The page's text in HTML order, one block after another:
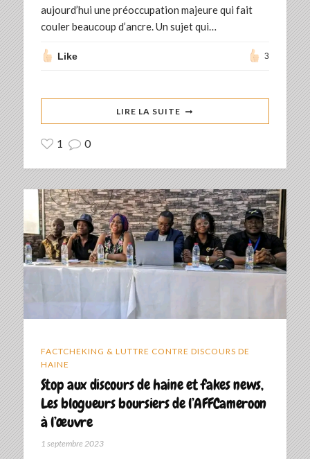
aujourd’hui une préoccupation majeure qui fait
couler beaucoup d’ancre. Un sujet qui…
Like 3
LIRE LA SUITE
1 0
FACTCHEKING & LUTTRE CONTRE DISCOURS DE
HAINE
Stop aux discours de haine et fakes news,
Les blogueurs boursiers de l’AFFCameroon
à l’œuvre
1 septembre 2023